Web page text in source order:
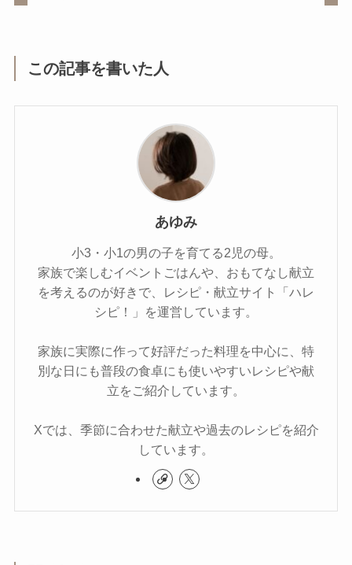
この記事を書いた人
あゆみ
小3・小1の男の子を育てる2児の母。
家族で楽しむイベントごはんや、おもてなし献立
を考えるのが好きで、レシピ・献立サイト「ハレ
シピ！」を運営しています。
家族に実際に作って好評だった料理を中心に、特
別な日にも普段の食卓にも使いやすいレシピや献
立をご紹介しています。
Xでは、季節に合わせた献立や過去のレシピを紹介
しています。